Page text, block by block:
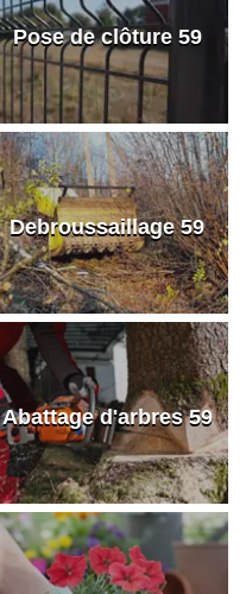
Pose de clôture 59
Debroussaillage 59
Abattage d'arbres 59